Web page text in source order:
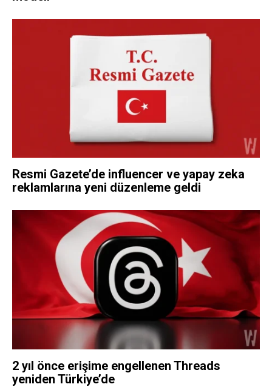
Resmi Gazete’de influencer ve yapay zeka
reklamlarına yeni düzenleme geldi
2 yıl önce erişime engellenen Threads
yeniden Türkiye’de